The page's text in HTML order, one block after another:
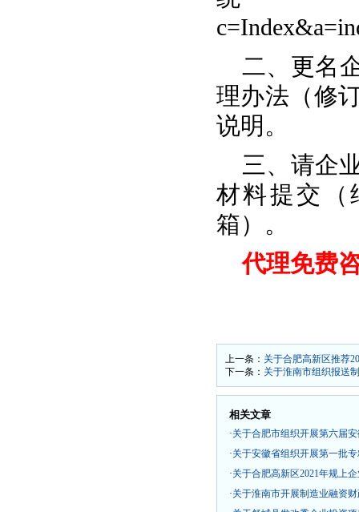
二、更名
理办法（修
说明。
三、请企
材料提交（
箱）。
代理免费
上一条： 关于合肥高新区推荐
下一条： 关于淮南市组织报送
相关文章
·关于合肥市组织开展第六届
·关于安徽省组织开展第一批
·关于合肥高新区2021年规上
·关于淮南市开展制造业融资